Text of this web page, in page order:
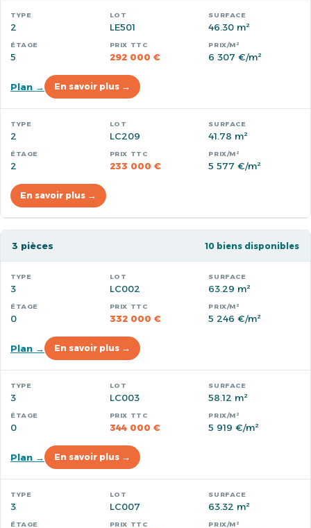
2 LE501 46.30 m²
5 292 000 € 6 307 €/m²
Plan → En savoir plus →
2 LC209 41.78 m²
2 233 000 € 5 577 €/m²
En savoir plus →
3 pièces 10 biens disponibles
3 LC002 63.29 m²
0 332 000 € 5 246 €/m²
Plan → En savoir plus →
3 LC003 58.12 m²
0 344 000 € 5 919 €/m²
Plan → En savoir plus →
3 LC007 63.32 m²